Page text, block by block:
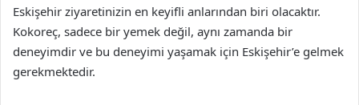
Eskişehir ziyaretinizin en keyifli anlarından biri olacaktır.
Kokoreç, sadece bir yemek değil, aynı zamanda bir
deneyimdir ve bu deneyimi yaşamak için Eskişehir’e gelmek
gerekmektedir.